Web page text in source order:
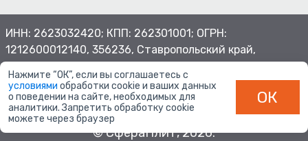
ИНН: 2623032420; КПП: 262301001; ОГРН:
1212600012140, 356236, Ставропольский край,
© СфераПлит, 2026.
Нажмите “ОК”, если вы соглашаетесь с
условиями обработки cookie и ваших данных
о поведении на сайте, необходимых для
аналитики. Запретить обработку cookie
можете через браузер
ОК